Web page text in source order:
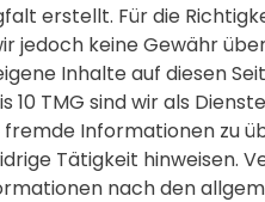
erstellt. Für die
jedoch keine Gewähr
Inhalte auf diesen
TMG sind wir als
Informationen zu
Tätigkeit hinweisen.
nach den